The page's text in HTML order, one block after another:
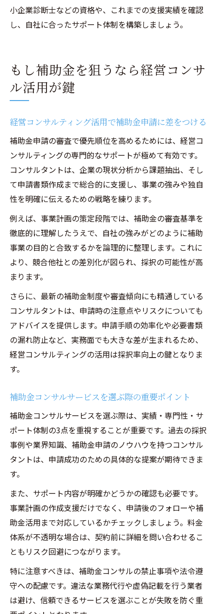
小企業診断士などの資格や、これまでの支援実績を確認
し、自社に合ったサポート体制を構築しましょう。
もし補助金を狙うなら経営コンサ
ル活用が鍵
経営コンサルティング活用で補助金申請に差をつける
補助金申請の審査で優先順位を高めるためには、経営コ
ンサルティングの専門的なサポートが極めて有効です。
コンサルタントは、企業の現状分析から課題抽出、そし
て申請書類作成まで総合的に支援し、事業の強みや独自
性を明確に伝えるための戦略を練ります。
例えば、事業計画の策定段階では、補助金の審査基準を
徹底的に理解したうえで、自社の強みがどのように補助
事業の目的と合致するかを論理的に整理します。これに
より、競合他社との差別化が図られ、採択の可能性が高
まります。
さらに、最新の補助金制度や審査傾向にも精通している
コンサルタントは、申請時の注意点やリスクについても
アドバイスを提供します。申請手順の効率化や必要書類
の漏れ防止など、実務面でも大きな差が生まれるため、
経営コンサルティングの活用は採択率向上の鍵となりま
す。
補助金コンサルサービスを選ぶ際の重要ポイント
補助金コンサルサービスを選ぶ際は、実績・専門性・サ
ポート体制の3点を重視することが重要です。過去の採択
事例や業界知識、補助金申請のノウハウを持つコンサル
タントは、申請成功のための具体的な提案が期待できま
す。
また、サポート内容が明確かどうかの確認も必要です。
事業計画の作成支援だけでなく、申請後のフォローや補
助金活用まで対応しているかチェックしましょう。料金
体系が不透明な場合は、契約前に詳細を問い合わせるこ
ともリスク回避につながります。
特に注意すべきは、補助金コンサルの禁止事項や法令遵
守への配慮です。違法な業務代行や虚偽記載を行う業者
は避け、信頼できるサービスを選ぶことが失敗を防ぐ重